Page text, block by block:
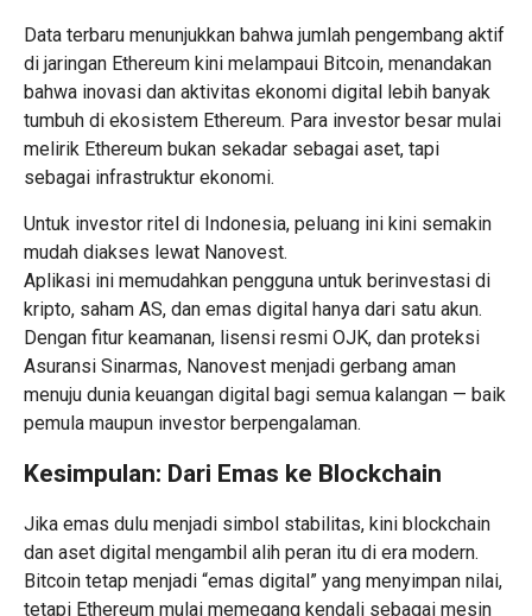
Data terbaru menunjukkan bahwa jumlah pengembang aktif
di jaringan Ethereum kini melampaui Bitcoin, menandakan
bahwa inovasi dan aktivitas ekonomi digital lebih banyak
tumbuh di ekosistem Ethereum. Para investor besar mulai
melirik Ethereum bukan sekadar sebagai aset, tapi
sebagai infrastruktur ekonomi.
Untuk investor ritel di Indonesia, peluang ini kini semakin
mudah diakses lewat Nanovest.
Aplikasi ini memudahkan pengguna untuk berinvestasi di
kripto, saham AS, dan emas digital hanya dari satu akun.
Dengan fitur keamanan, lisensi resmi OJK, dan proteksi
Asuransi Sinarmas, Nanovest menjadi gerbang aman
menuju dunia keuangan digital bagi semua kalangan — baik
pemula maupun investor berpengalaman.
Kesimpulan: Dari Emas ke Blockchain
Jika emas dulu menjadi simbol stabilitas, kini blockchain
dan aset digital mengambil alih peran itu di era modern.
Bitcoin tetap menjadi “emas digital” yang menyimpan nilai,
tetapi Ethereum mulai memegang kendali sebagai mesin